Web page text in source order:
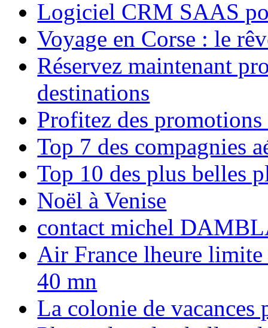
Logiciel CRM SAAS
Voyage en Corse : le
Réservez maintenant
destinations
Profitez des
Top 7 des compagnies
Top 10 des plus belles
Noël à Venise
contact michel
Air France lheure limite
40 mn
La colonie de vacances